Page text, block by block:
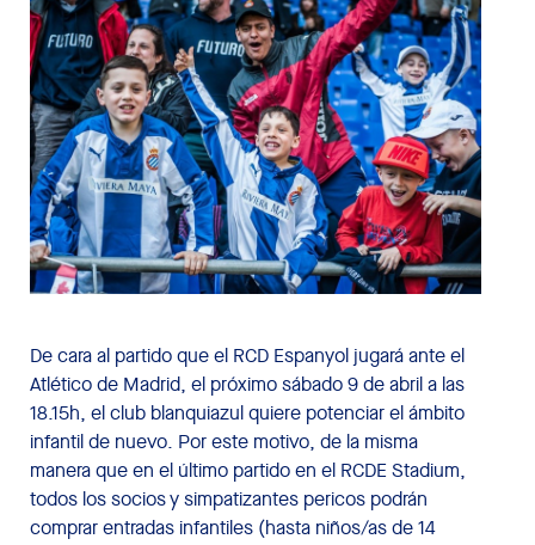
De cara al partido que el RCD Espanyol jugará ante el
Atlético de Madrid, el próximo sábado 9 de abril a las
18.15h, el club blanquiazul quiere potenciar el ámbito
infantil de nuevo. Por este motivo, de la misma
manera que en el último partido en el RCDE Stadium,
todos los socios y simpatizantes pericos podrán
comprar entradas infantiles (hasta niños/as de 14